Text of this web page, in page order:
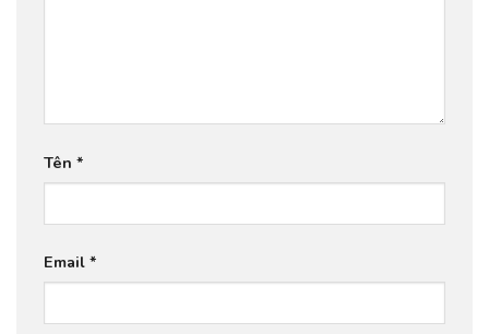
Tên *
Email *